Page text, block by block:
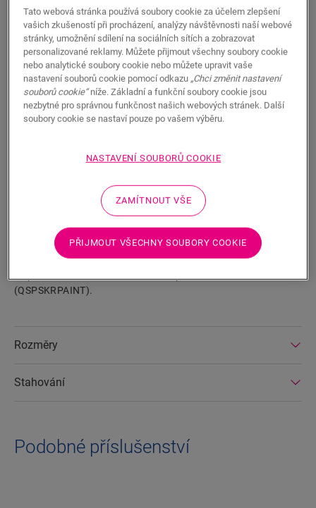
HLEDAT
Jedná se o vysokou, rovnou soklovou lištu, která dokonale ladí
uložení kabelů. Soklové lišty se snadno instalují s použitím
našeho lepidla One4All Glue nebo kolejnice. K připojení více
podlahových lišt použijte hmoždinky NEPLUG (nejsou
součástí dodávky), a to i v rozích. Pro vodotěsný povrch ji
můžete kombinovat s pěnovými páskami Foamstrip,
hydrosadami Hydrokit a voděodolnými páskami Hydrostrip. K
dispozici také v bílém natíratelném provedení
(QSPSKRPAINT).
Rozměry
Stahování
Podobné příslušenství
Tato webová stránka používá soubory cookie za účelem zlepšení
vašich zkušeností při procházení, analýzy návštěvnosti naší webové
stránky, umožnění sdílení na sociálních sítích a zobrazovat
personalizované reklamy. Můžete přijmout všechny soubory cookie
nebo analytické soubory cookie nebo můžete upravit vaše
nastavení souborů cookie pomocí odkazu „Chci změnit nastavení
souborů cookie“níže. Základní a funkční soubory cookie jsou
nezbytné pro správnou funkčnost našich webových stránek. Další
soubory cookie se nastaví pouze po vašem výběru.
NASTAVENÍ SOUBORŮ COOKIE
ZAMÍTNOUT VŠE
PŘIJMOUT VŠECHNY SOUBORY COOKIE